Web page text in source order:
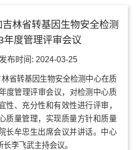
林省转基因生物安全检测
年度管理评审会议
发布时间: 2024-03-25
省转基因生物安全检测中心在质
度管理评审会议，对检测中心质
性、充分性和有效性进行评审，
质量管理，实现质量方针和质量
长牟忠生出席会议并讲话。中心
李飞武主持会议。